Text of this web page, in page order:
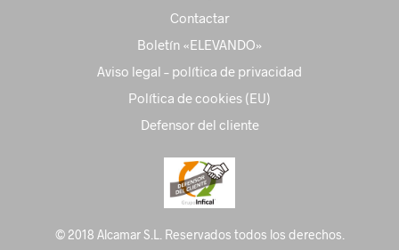
Contactar
Boletín «ELEVANDO»
Aviso legal – política de privacidad
Política de cookies (EU)
Defensor del cliente
© 2018 Alcamar S.L. Reservados todos los derechos.